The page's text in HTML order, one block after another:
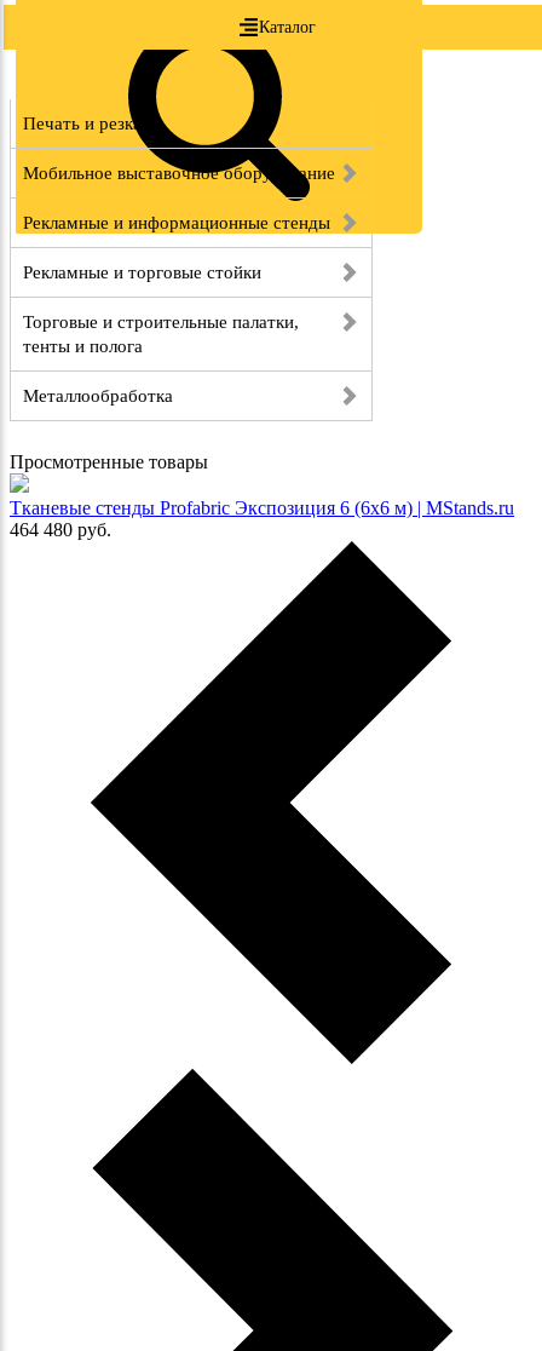
Каталог
Печать и резка
Мобильное выставочное оборудование
Рекламные и информационные стенды
Рекламные и торговые стойки
Торговые и строительные палатки,
тенты и полога
Металлообработка
Просмотренные товары
Тканевые стенды Profabric Экспозиция 6 (6х6 м) | MStands.ru
464 480 руб.